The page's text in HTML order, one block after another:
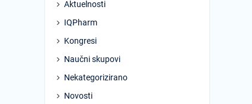
Aktuelnosti
IQPharm
Kongresi
Naučni skupovi
Nekategorizirano
Novosti